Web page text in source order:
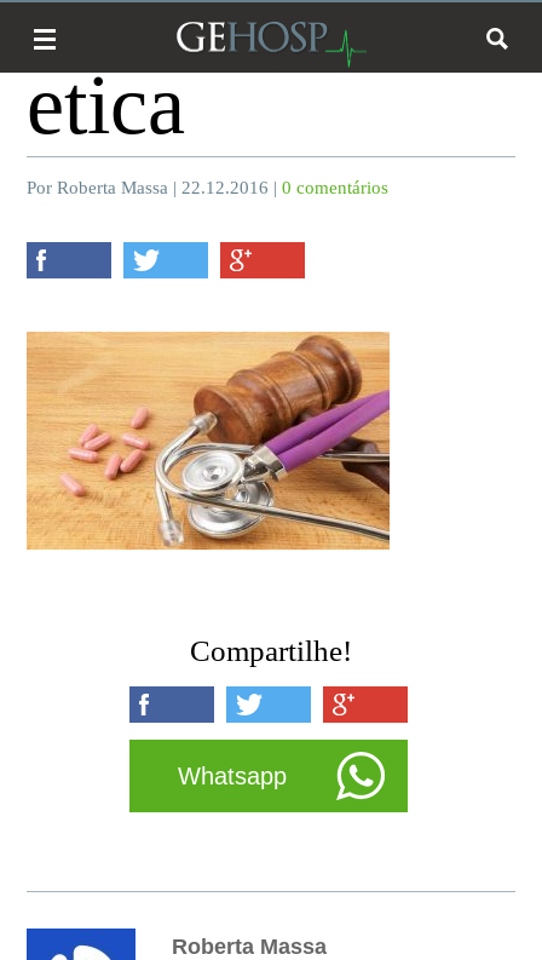
etica
Por Roberta Massa | 22.12.2016 |0 comentários
Compartilhe!
Whatsapp
Roberta Massa